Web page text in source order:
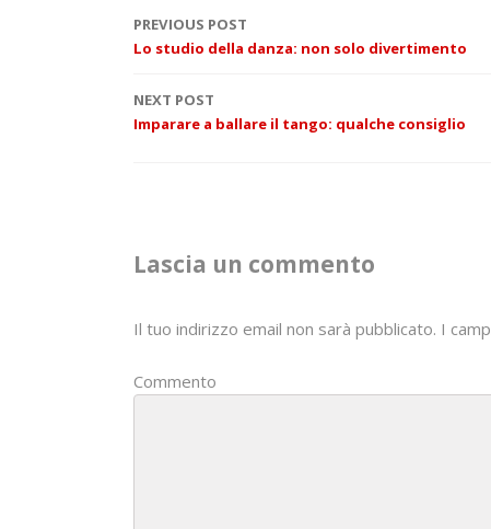
P
s
a
i
g
PREVIOUS POST
Lo studio della danza: non solo divertimento
NEXT POST
Imparare a ballare il tango: qualche consiglio
Lascia un commento
Il tuo indirizzo email non sarà pubblicato. I
Commento